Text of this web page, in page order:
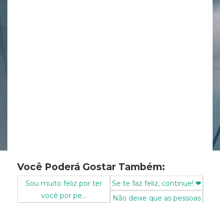
Você Poderá Gostar Também:
Sou muito feliz por ter
você por pe...
Se te faz feliz, continue! ❤
Não deixe que as pessoas